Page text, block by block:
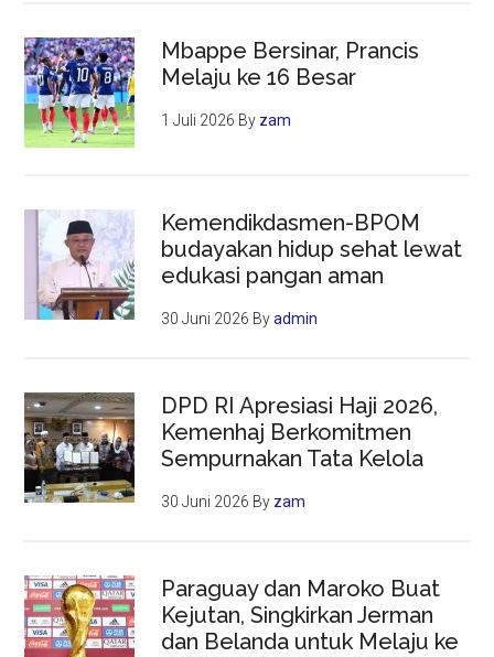
Mbappe Bersinar, Prancis
Melaju ke 16 Besar
1 Juli 2026 By zam
Kemendikdasmen-BPOM
budayakan hidup sehat lewat
edukasi pangan aman
30 Juni 2026 Byadmin
DPD RI Apresiasi Haji 2026,
Kemenhaj Berkomitmen
Sempurnakan Tata Kelola
30 Juni 2026 By zam
Paraguay dan Maroko Buat
Kejutan, Singkirkan Jerman
dan Belanda untuk Melaju ke